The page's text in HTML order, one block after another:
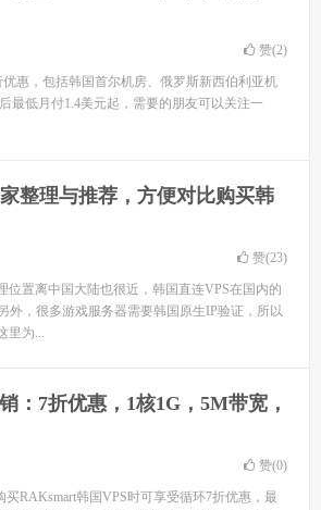
赞(2)
惠，包括韩国首尔机房、俄罗斯新西伯利亚机
最低月付1.4美元起，需要的朋友可以关注一
整理与推荐，方便对比购买韩
赞(23)
置离中国大陆也很近，韩国直连VPS在国内的
外，很多游戏服务器需要韩国原生IP验证，所以
里为...
：7折优惠，1核1G，5M带宽，
赞(0)
RAKsmart韩国VPS时可享受循环7折优惠，最